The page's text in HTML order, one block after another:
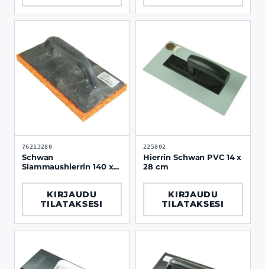
76213280
Schwan
Slammaushierrin 140 x
KIRJAUDU
TILATAKSESI
225802
Hierrin Schwan PVC 14 x
28 cm
KIRJAUDU
TILATAKSESI